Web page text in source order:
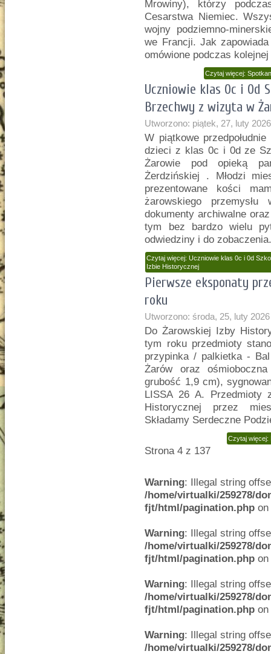
Mrowiny), którzy
Cesarstwa Niemiec.
wojny podziemno-
we Francji. Jak
omówione podczas
Czytaj więcej:
Uczniowie klas 0c i 0d
Brzechwy z wizyta w
Utworzono: piątek, 27, luty 2026
W piątkowe
dzieci z klas 0c i 0d ze
Żarowie pod opieką
Żerdzińskiej . Młodzi
prezentowane kości
żarowskiego
dokumenty archiwalne
tym bez bardzo wielu
odwiedziny i do
Czytaj więcej: Uczniowie klas 0c i 0d
Izbie Historycznej
Pierwsze eksponaty
roku
Utworzono: środa, 25, luty 2026
Do Żarowskiej Izby
tym roku przedmioty
przypinka / palkietka -
Żarów oraz
grubość 1,9 cm),
LISSA 26 A. Przedmioty
Historycznej przez
Składamy Serdeczne
Czytaj
Strona 4 z 137
Warning: Illegal string
/home/virtualki/259278/
fjt/html/pagination.php
Warning: Illegal string
/home/virtualki/259278/
fjt/html/pagination.php
Warning: Illegal string
/home/virtualki/259278/
fjt/html/pagination.php
Warning: Illegal string
/home/virtualki/259278/